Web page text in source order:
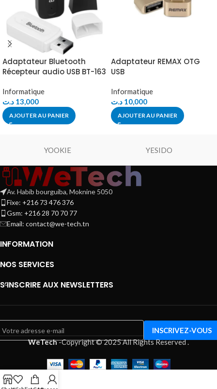
Adaptateur Bluetooth
Récepteur audio USB BT-163
Informatique
13,000 د.ت
AJOUTER AU PANIER
Adaptateur REMAX OTG
USB
Informatique
10,000 د.ت
AJOUTER AU PANIER
YOOKIE YESIDO
Av. Habib bourguiba, Moknine 5050
Fixe: +216 73 476 376
Gsm: +216 28 70 70 77
Email: contact@we-tech.tn
INFORMATION
NOS SERVICES
S’INSCRIRE AUX NEWSLETTERS
WeTech-Copyright © 2025 All Rights Reserved.